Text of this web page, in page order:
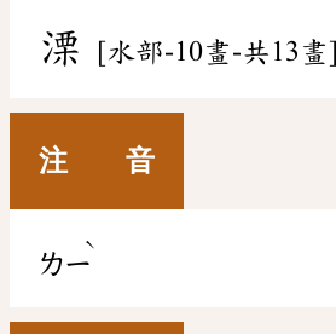
溧 [水部-10畫-共13畫]
注 音
ㄌㄧ
ˋ